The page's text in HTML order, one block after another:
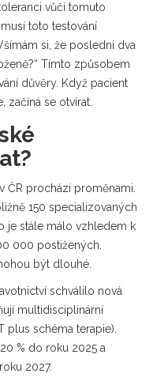
vůči tomuto
toto testování
si, že poslední dva
Tímto způsobem
důvěry. Když pacient
začíná se otvírat.
ČR prochází proměnami.
150 specializovaných
je stále málo vzhledem k
000 postižených.
být dlouhé.
schválilo nová
multidisciplinární
plus schéma terapie).
% do roku 2025 a
2027.